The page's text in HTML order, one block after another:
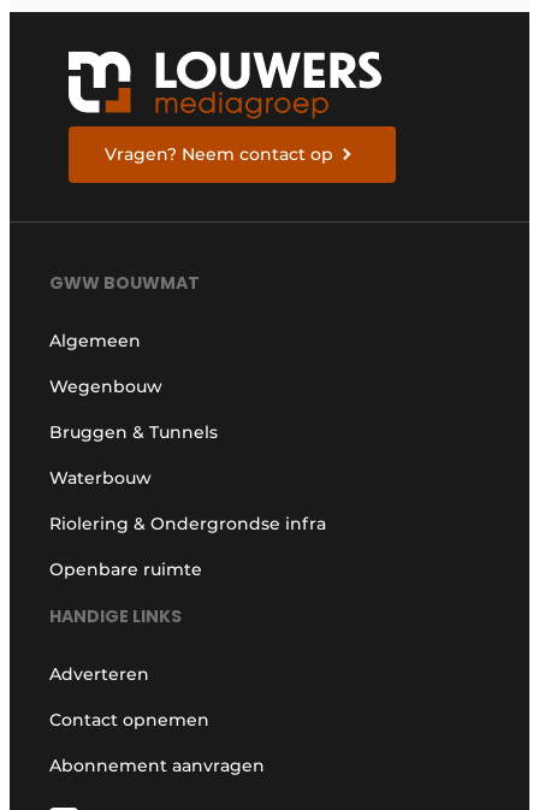
Vragen? Neem contact op
GWW BOUWMAT
Algemeen
Wegenbouw
Bruggen & Tunnels
Waterbouw
Riolering & Ondergrondse infra
Openbare ruimte
HANDIGE LINKS
Adverteren
Contact opnemen
Abonnement aanvragen